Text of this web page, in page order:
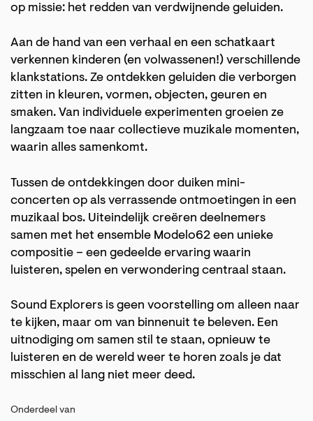
op missie: het redden van verdwijnende geluiden.
Aan de hand van een verhaal en een schatkaart
verkennen kinderen (en volwassenen!) verschillende
klankstations. Ze ontdekken geluiden die verborgen
zitten in kleuren, vormen, objecten, geuren en
smaken. Van individuele experimenten groeien ze
langzaam toe naar collectieve muzikale momenten,
waarin alles samenkomt.
Tussen de ontdekkingen door duiken mini-
concerten op als verrassende ontmoetingen in een
muzikaal bos. Uiteindelijk creëren deelnemers
samen met het ensemble Modelo62 een unieke
compositie – een gedeelde ervaring waarin
luisteren, spelen en verwondering centraal staan.
Sound Explorers is geen voorstelling om alleen naar
te kijken, maar om van binnenuit te beleven. Een
uitnodiging om samen stil te staan, opnieuw te
luisteren en de wereld weer te horen zoals je dat
misschien al lang niet meer deed.
Onderdeel van